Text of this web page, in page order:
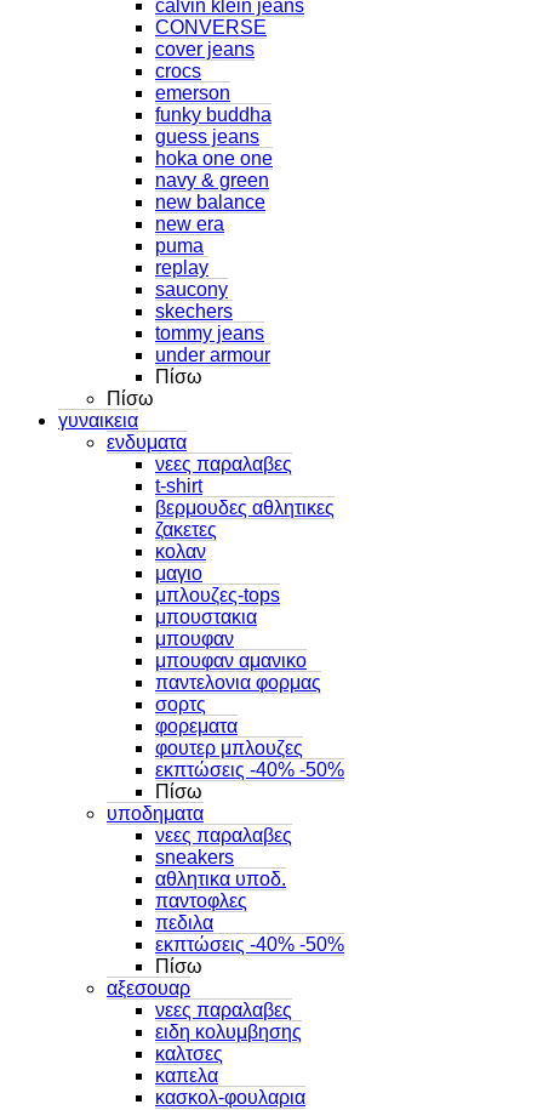
calvin klein jeans
CONVERSE
cover jeans
crocs
emerson
funky buddha
guess jeans
hoka one one
navy & green
new balance
new era
puma
replay
saucony
skechers
tommy jeans
under armour
Πίσω
Πίσω
γυναικεια
ενδυματα
νεες παραλαβες
t-shirt
βερμουδες αθλητικες
ζακετες
κολαν
μαγιο
μπλουζες-tops
μπουστακια
μπουφαν
μπουφαν αμανικο
παντελονια φορμας
σορτς
φορεματα
φουτερ μπλουζες
εκπτώσεις -40% -50%
Πίσω
υποδηματα
νεες παραλαβες
sneakers
αθλητικα υποδ.
παντοφλες
πεδιλα
εκπτώσεις -40% -50%
Πίσω
αξεσουαρ
νεες παραλαβες
ειδη κολυμβησης
καλτσες
καπελα
κασκολ-φουλαρια